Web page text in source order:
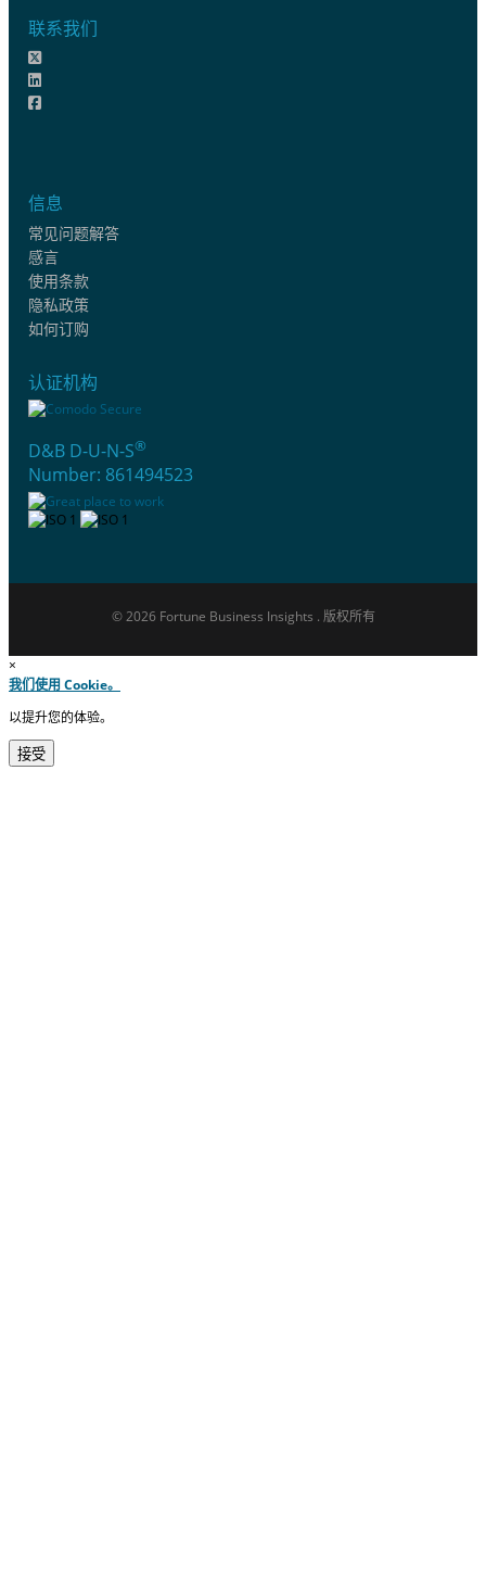
联系我们
信息
常见问题解答
感言
使用条款
隐私政策
如何订购
认证机构
D&B D-U-N-S®
Number: 861494523
© 2026 Fortune Business Insights . 版权所有
×
我们使用 Cookie。
以提升您的体验。
接受